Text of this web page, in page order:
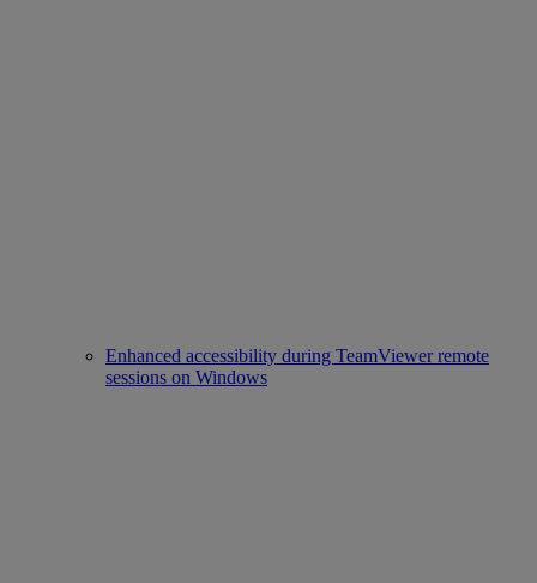
Enhanced accessibility during TeamViewer remote
sessions on Windows